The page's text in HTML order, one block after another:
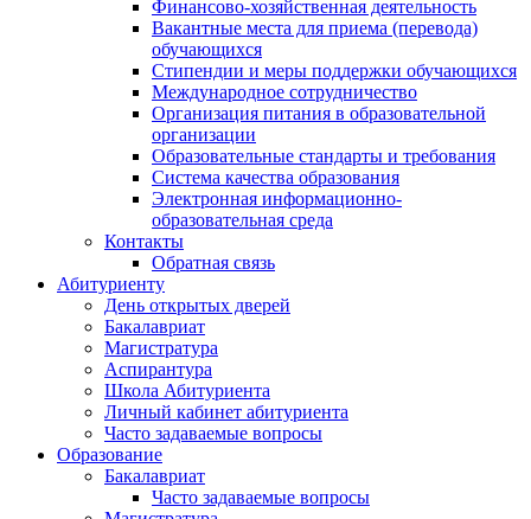
Финансово-хозяйственная деятельность
Вакантные места для приема (перевода)
обучающихся
Стипендии и меры поддержки обучающихся
Международное сотрудничество
Организация питания в образовательной
организации
Образовательные стандарты и требования
Система качества образования
Электронная информационно-
образовательная среда
Контакты
Обратная связь
Абитуриенту
День открытых дверей
Бакалавриат
Магистратура
Аспирантура
Школа Абитуриента
Личный кабинет абитуриента
Часто задаваемые вопросы
Образование
Бакалавриат
Часто задаваемые вопросы